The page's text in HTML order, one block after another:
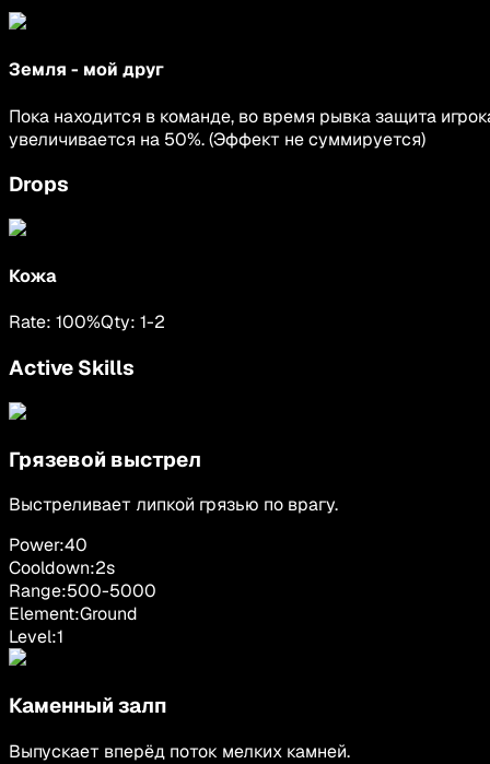
Земля - мой друг
Пока находится в команде, во время рывка защита
увеличивается на 50%. (Эффект не суммируется)
Drops
Кожа
Rate: 100%Qty: 1-2
Active Skills
Грязевой выстрел
Выстреливает липкой грязью по врагу.
Power:40
Cooldown:2s
Range:500-5000
Element:Ground
Level:1
Каменный залп
Выпускает вперёд поток мелких камней.